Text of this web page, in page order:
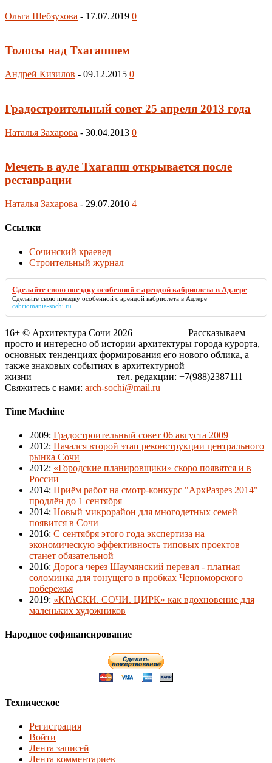
Ольга Шебзухова - 17.07.2019 0
Толосы над Тхагапшем
Андрей Кизилов - 09.12.2015 0
Градостроительный совет 25 апреля 2013 года
Наталья Захарова - 30.04.2013 0
Мечеть в ауле Тхагапш открывается после
реставрации
Наталья Захарова - 29.07.2010 4
Ссылки
Сочинский краевед
Строительный журнал
Сделайте свою поездку особенной с арендой кабриолета в Адлере
Сделайте свою поездку особенной с арендой кабриолета в Адлере
cabriomania-sochi.ru
16+ © Архитектура Сочи 2026___________ Рассказываем
просто и интересно об истории архитектуры города курорта,
основных тенденциях формирования его нового облика, а
также знаковых событиях в архитектурной
жизни_________________ тел. редакции: +7(988)2387111
Свяжитесь с нами: arch-sochi@mail.ru
Time Machine
2009: Градостроительный совет 06 августа 2009
2012: Начался второй этап реконструкции центрального
рынка Сочи
2012: «Городские планировщики» скоро появятся и в
России
2014: Приём работ на смотр-конкурс "АрхРазрез 2014"
продлён до 1 сентября
2014: Новый микрорайон для многодетных семей
появится в Сочи
2016: С сентября этого года экспертиза на
экономическую эффективность типовых проектов
станет обязательной
2016: Дорога через Шаумянский перевал - платная
соломинка для тонущего в пробках Черноморского
побережья
2019: «КРАСКИ. СОЧИ. ЦИРК» как вдохновение для
маленьких художников
Народное софинансирование
Техническое
Регистрация
Войти
Лента записей
Лента комментариев